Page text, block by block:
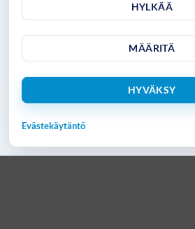
HYLKÄÄ
MÄÄRITÄ
HYVÄKSY
Evästekäytäntö